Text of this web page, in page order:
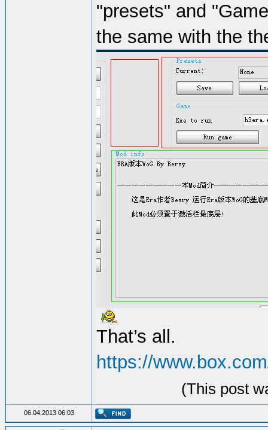
"presets" and
the same with the
That’s all.
https://
(This post
06.04.2013 06:03